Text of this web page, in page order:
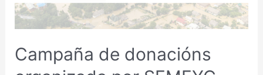
Campaña de donacións
SEMFYC